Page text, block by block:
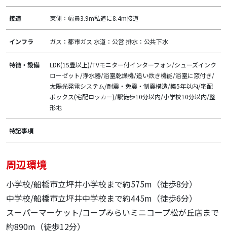
接道 東側：幅員3.9m私道に8.4m接道
インフラ ガス：都市ガス 水道：公営 排水：公共下水
特徴・設備
LDK(15畳以上)/TVモニター付インターフォン/シューズインク
ローゼット/浄水器/浴室乾燥機/追い炊き機能/浴室に窓付き/
太陽光発電システム/耐震・免震・制震構造/築5年以内/宅配
ボックス(宅配ロッカー)/駅徒歩10分以内/小学校10分以内/整
形地
特記事項
周辺環境
小学校/船橋市立坪井小学校まで約575m（徒歩8分）
中学校/船橋市立坪井中学校まで約445m（徒歩6分）
スーパーマーケット/コープみらいミニコープ松が丘店まで
約890m（徒歩12分）